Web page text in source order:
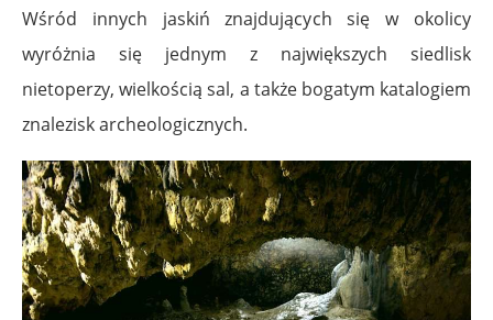
Wśród innych jaskiń znajdujących się w okolicy
wyróżnia się jednym z największych siedlisk
nietoperzy, wielkością sal, a także bogatym katalogiem
znalezisk archeologicznych.